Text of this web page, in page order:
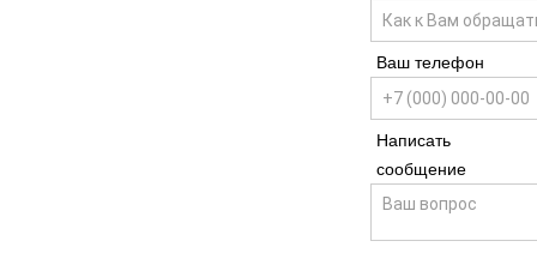
Ваш телефон
Написать
сообщение